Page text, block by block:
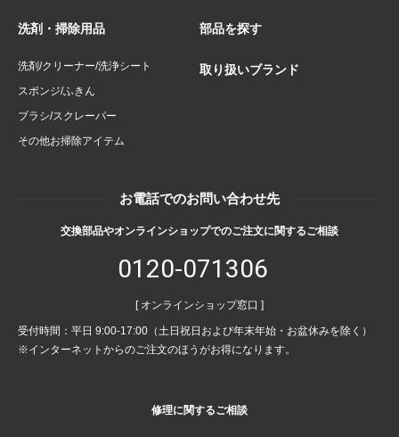
洗剤・掃除用品
洗剤/クリーナー/洗浄シート
スポンジ/ふきん
ブラシ/スクレーパー
その他お掃除アイテム
部品を探す
取り扱いブランド
お電話でのお問い合わせ先
交換部品やオンラインショップでのご注文に関するご相談
0120-071306
[ オンラインショップ窓口 ]
受付時間：平日 9:00-17:00（土日祝日および年末年始・お盆休みを除く）
※インターネットからのご注文のほうがお得になります。
修理に関するご相談